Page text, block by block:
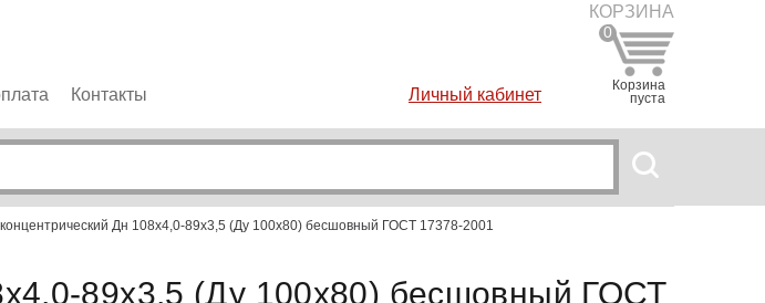
Контакты Личный кабинет
КОРЗИНА
Корзина
пуста
0
Дн 108х4,0-89х3,5 (Ду 100х80) бесшовный ГОСТ 17378-2001
89х3,5 (Ду 100х80) бесшовный ГОСТ